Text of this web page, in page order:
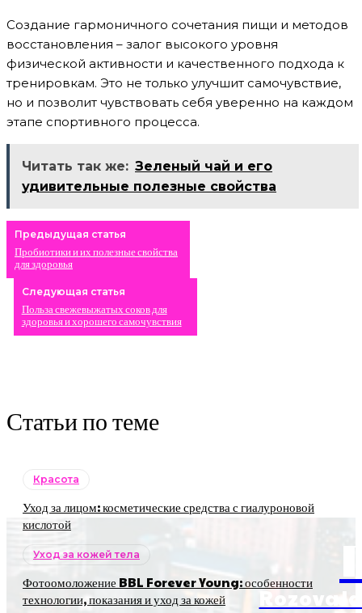
Создание гармоничного сочетания пищи и методов
восстановления – залог высокого уровня
физической активности и качественного подхода к
тренировкам. Это не только улучшит самочувствие,
но и позволит чувствовать себя уверенно на каждом
этапе спортивного процесса.
Читать так же: Зеленый чай и его
удивительные полезные свойства
Предыдущая статья
Пробиотики и их полезные свойства
для здоровья
Следующая статья
Польза свежевыжатых соков для
здоровья и хорошего самочувствия
Статьи по теме
Красота
Уход за лицом: косметические средства с гиалуроновой
кислотой
Уход за кожей тела
Фотоомоложение BBL Forever Young: особенности
технологии, показания и уход за кожей